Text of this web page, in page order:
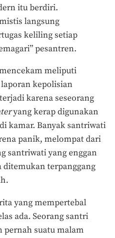
itu berdiri.
langsung
keliling setiap
pesantren.
meliputi
kepolisian
karena seseorang
yang kerap digunakan
kamar. Banyak santriwati
panik, melompat dari
santriwati yang enggan
ditemukan terpanggang
yang mempertebal
ada. Seorang santri
pernah suatu malam